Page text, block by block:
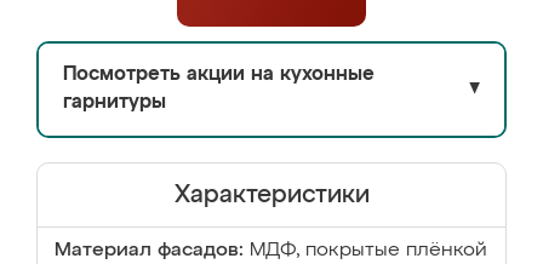
Посмотреть акции на кухонные
гарнитуры
▼
Характеристики
Материал фасадов: МДФ, покрытые плёнкой